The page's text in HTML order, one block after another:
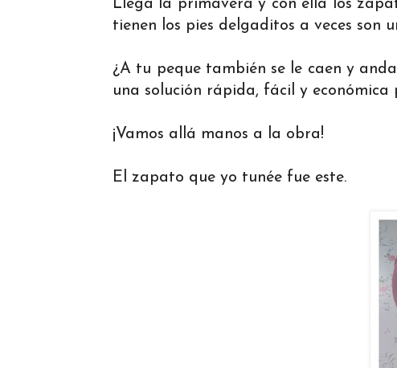
Llega la primavera y con ella los
tienen los pies delgaditos a veces son
¿A tu peque también se le caen y
una solución rápida, fácil y económica
¡Vamos allá manos a la obra!
El zapato que yo tunée fue este.